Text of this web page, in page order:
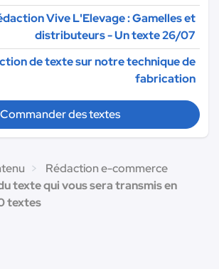
Vive L'Elevage : Gamelles et
distributeurs - Un texte 26/07
de texte sur notre technique de
fabrication
Commander des textes
Rédaction e-commerce
texte qui vous sera transmis en
textes